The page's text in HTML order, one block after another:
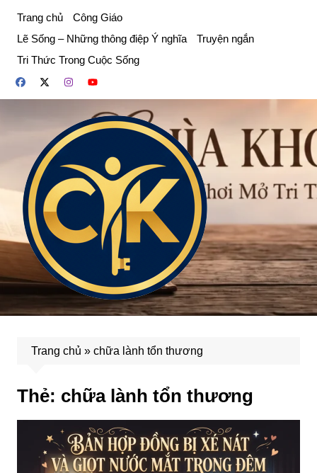
phần
dung
Trang chủ
Công Giáo
Lẽ Sống – Những thông điệp Ý nghĩa
Truyện ngắn
Tri Thức Trong Cuộc Sống
Trang chủ » chữa lành tổn thương
Thẻ: chữa lành tổn thương